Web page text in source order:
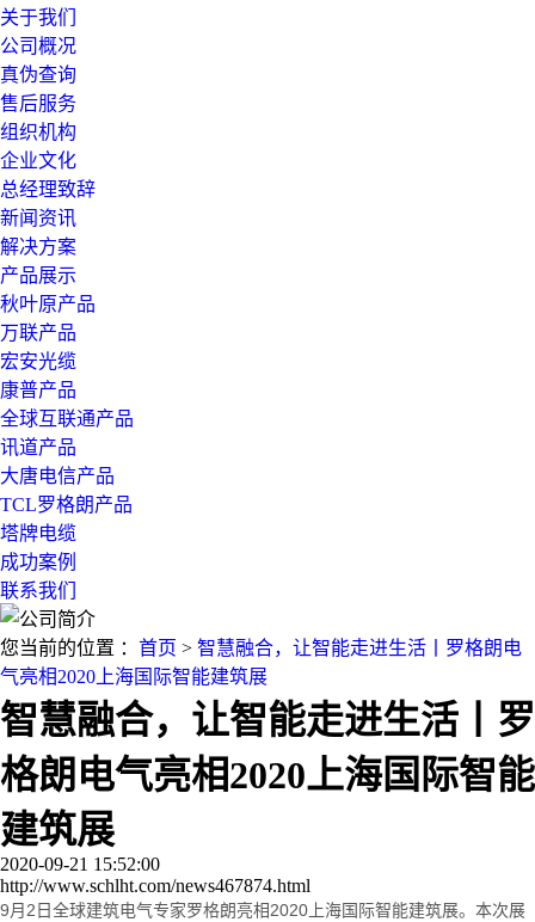
关于我们
公司概况
真伪查询
售后服务
组织机构
企业文化
总经理致辞
新闻资讯
解决方案
产品展示
秋叶原产品
万联产品
宏安光缆
康普产品
全球互联通产品
讯道产品
大唐电信产品
TCL罗格朗产品
塔牌电缆
成功案例
联系我们
您当前的位置 ： 首页 > 智慧融合，让智能走进生活丨罗格朗电
气亮相2020上海国际智能建筑展
智慧融合，让智能走进生活丨罗
格朗电气亮相2020上海国际智能
建筑展
2020-09-21 15:52:00
http://www.schlht.com/news467874.html
9月2日全球建筑电气专家罗格朗亮相2020上海国际智能建筑展。本次展